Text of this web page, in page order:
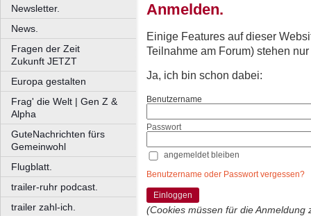
Newsletter.
News.
Fragen der Zeit
Zukunft JETZT
Europa gestalten
Frag' die Welt | Gen Z &
Alpha
GuteNachrichten fürs
Gemeinwohl
Flugblatt.
trailer-ruhr podcast.
trailer zahl-ich.
Anmelden.
Einige Features auf dieser
Teilnahme am Forum) stehen
Ja, ich bin schon dabei:
Benutzername
Passwort
angemeldet bleiben
Benutzername oder Passwort vergessen?
Einloggen
(Cookies müssen für die Anmeldung